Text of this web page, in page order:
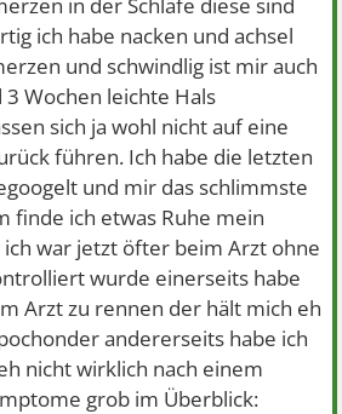
ich habe nacken und achsel
und schwindlig ist mir auch
Wochen leichte Hals
sich ja wohl nicht auf eine
führen. Ich habe die letzten
und mir das schlimmste
finde ich etwas Ruhe mein
war jetzt öfter beim Arzt ohne
wurde einerseits habe
Arzt zu rennen der hält mich eh
andererseits habe ich
nicht wirklich nach einem
grob im Überblick: